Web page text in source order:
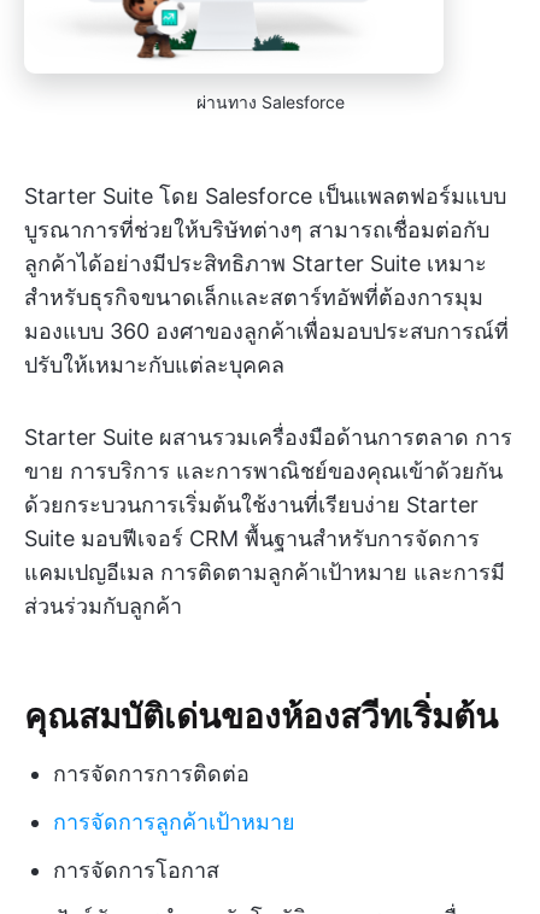
ผ่านทาง Salesforce
Starter Suite โดย Salesforce เป็นแพลตฟอร์มแบบ
บูรณาการที่ช่วยให้บริษัทต่างๆ สามารถเชื่อมต่อกับ
ลูกค้าได้อย่างมีประสิทธิภาพ Starter Suite เหมาะ
สำหรับธุรกิจขนาดเล็กและสตาร์ทอัพที่ต้องการมุม
มองแบบ 360 องศาของลูกค้าเพื่อมอบประสบการณ์ที่
ปรับให้เหมาะกับแต่ละบุคคล
Starter Suite ผสานรวมเครื่องมือด้านการตลาด การ
ขาย การบริการ และการพาณิชย์ของคุณเข้าด้วยกัน
ด้วยกระบวนการเริ่มต้นใช้งานที่เรียบง่าย Starter
Suite มอบฟีเจอร์ CRM พื้นฐานสำหรับการจัดการ
แคมเปญอีเมล การติดตามลูกค้าเป้าหมาย และการมี
ส่วนร่วมกับลูกค้า
คุณสมบัติเด่นของห้องสวีทเริ่มต้น
การจัดการการติดต่อ
การจัดการลูกค้าเป้าหมาย
การจัดการโอกาส